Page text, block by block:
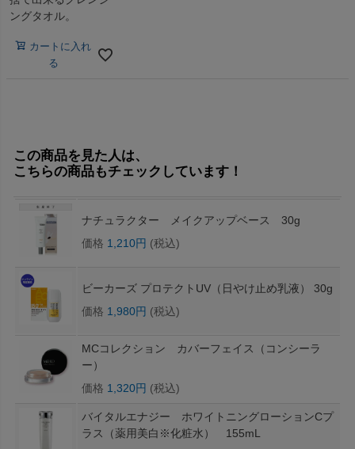
ングタオル。
カートに入れ
る
この商品を見た人は、
こちらの商品もチェックしています！
ナチュラクター メイクアップベース 30g
価格 1,210円 (税込)
ビーカーズ プロテクトUV（日やけ止め乳液） 30g
価格 1,980円 (税込)
MCコレクション カバーフェイス（コンシーラ
ー）
価格 1,320円 (税込)
バイタルエナジー ホワイトニングローションCプ
ラス（薬用美白※化粧水） 155mL